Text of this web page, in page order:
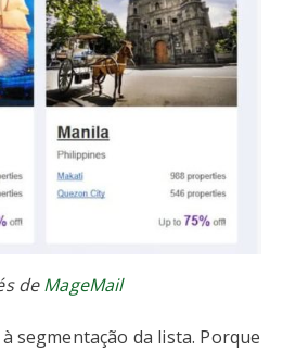
deMageMail
segmentação da lista. Porque